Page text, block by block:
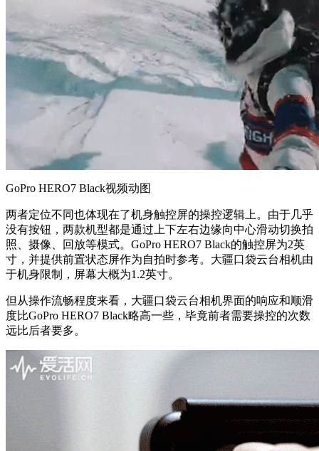
GoPro HERO7 Black视频动图
两者定位不同也体现在了机身触控屏的操控逻辑上。由于几乎
没有按钮，两款机型都是通过上下左右边缘向中心滑动切换拍
照、摄像、回放等模式。GoPro HERO7 Black的触控屏为2英
寸，并提供前置状态屏作为自拍时参考。大疆口袋云台相机由
于机身限制，屏幕大概为1.2英寸。
但从操作流畅程度来看，大疆口袋云台相机界面的响应和顺滑
度比GoPro HERO7 Black略高一些，毕竟前者需要操控的次数
远比后者要多。